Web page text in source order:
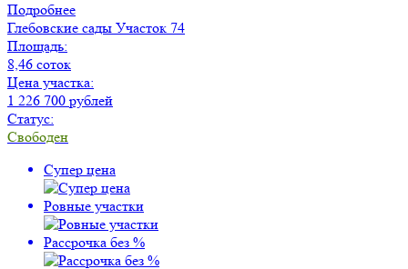
Подробнее
Глебовские сады Участок 74
Площадь:
8,46 соток
Цена участка:
1 226 700 рублей
Статус:
Свободен
Супер цена
Ровные участки
Рассрочка без %